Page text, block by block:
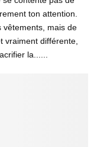
ton attention.
vêtements, mais de
vraiment différente,
la......